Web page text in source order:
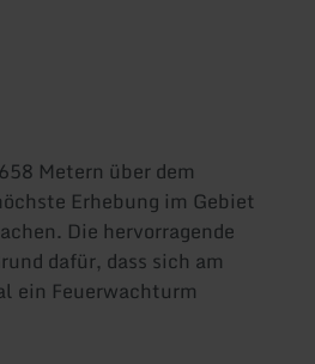
Metern über dem
Erhebung im Gebiet
Die hervorragende
dafür, dass sich am
ein Feuerwachturm